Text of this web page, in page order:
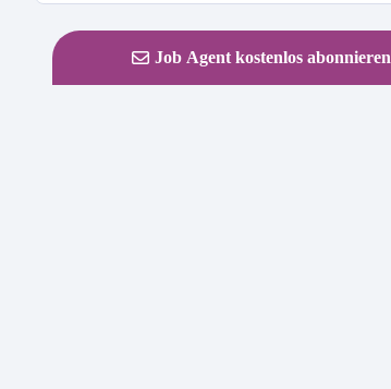
Job Agent kostenlos abonnieren